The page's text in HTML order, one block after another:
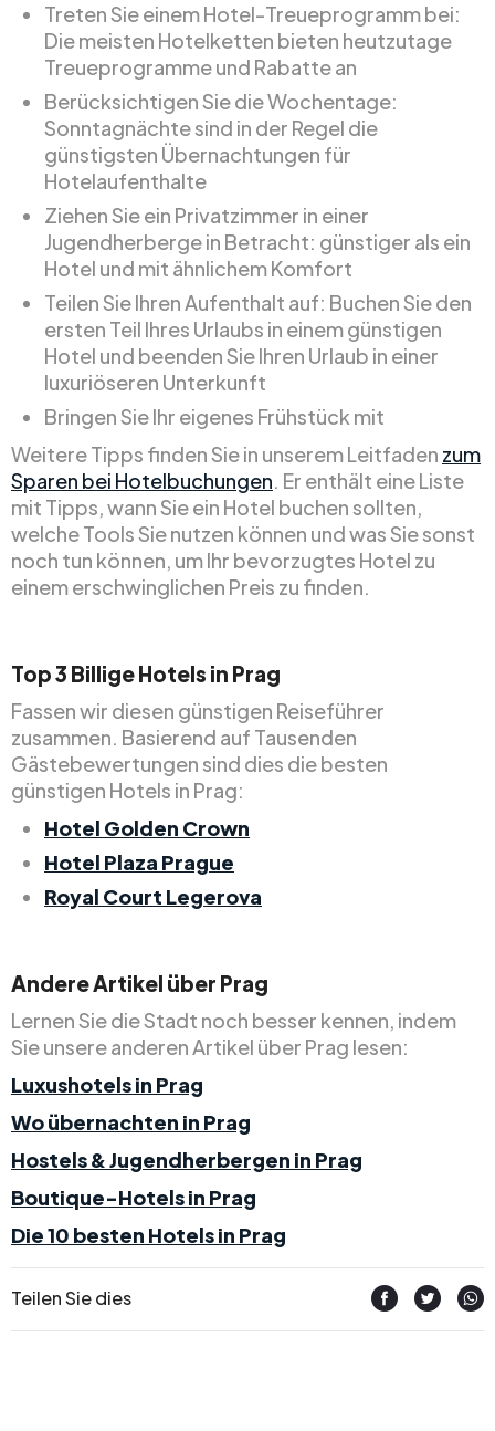
Treten Sie einem Hotel-Treueprogramm bei:
Die meisten Hotelketten bieten heutzutage
Treueprogramme und Rabatte an
Berücksichtigen Sie die Wochentage:
Sonntagnächte sind in der Regel die
günstigsten Übernachtungen für
Hotelaufenthalte
Ziehen Sie ein Privatzimmer in einer
Jugendherberge in Betracht: günstiger als ein
Hotel und mit ähnlichem Komfort
Teilen Sie Ihren Aufenthalt auf: Buchen Sie den
ersten Teil Ihres Urlaubs in einem günstigen
Hotel und beenden Sie Ihren Urlaub in einer
luxuriöseren Unterkunft
Bringen Sie Ihr eigenes Frühstück mit
Weitere Tipps finden Sie in unserem Leitfaden zum
Sparen bei Hotelbuchungen. Er enthält eine Liste
mit Tipps, wann Sie ein Hotel buchen sollten,
welche Tools Sie nutzen können und was Sie sonst
noch tun können, um Ihr bevorzugtes Hotel zu
einem erschwinglichen Preis zu finden.
Top3 BilligeHotels in Prag
Fassen wir diesen günstigen Reiseführer
zusammen. Basierend auf Tausenden
Gästebewertungen sind dies die besten
günstigen Hotels in Prag:
Hotel Golden Crown
Hotel Plaza Prague
Royal Court Legerova
Andere Artikel über Prag
Lernen Sie die Stadt noch besser kennen, indem
Sie unsere anderen Artikel über Prag lesen:
Luxushotels in Prag
Wo übernachten in Prag
Hostels & Jugendherbergen in Prag
Boutique-Hotels in Prag
Die 10 besten Hotels in Prag
Teilen Sie dies